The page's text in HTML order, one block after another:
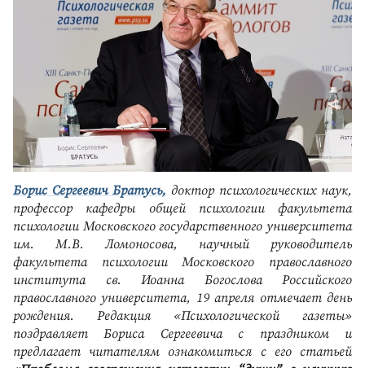
Борис Сергеевич Братусь, доктор психологических наук,
профессор кафедры общей психологии факультета
психологии Московского государственного университета
им. М.В. Ломоносова, научный руководитель
факультета психологии Московского православного
института св. Иоанна Богослова Российского
православного университета, 19 апреля отмечает день
рождения. Редакция «Психологической газеты»
поздравляет Бориса Сергеевича с праздником и
предлагает читателям ознакомиться с его статьей